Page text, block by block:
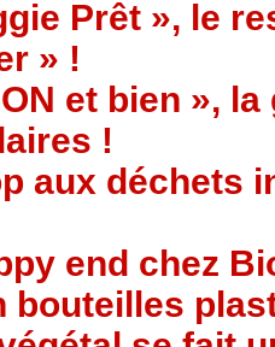
Prêt », le
» !
et bien »,
!
aux déchets
end chez
bouteilles